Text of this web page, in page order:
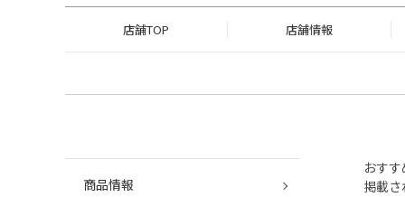
店舗TOP 店舗情報
商品情報
おす
掲載